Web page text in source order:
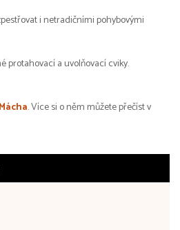
i netradičními pohybovými
protahovací a uvolňovací cviky.
. Více si o něm můžete přečíst v